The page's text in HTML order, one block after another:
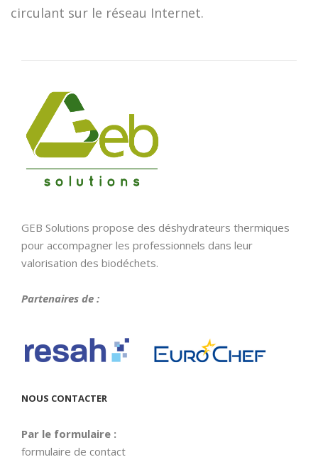
circulant sur le réseau Internet.
GEB Solutions propose des déshydrateurs thermiques
pour accompagner les professionnels dans leur
valorisation des biodéchets.
Partenaires de :
NOUS CONTACTER
Par le formulaire :
formulaire de contact